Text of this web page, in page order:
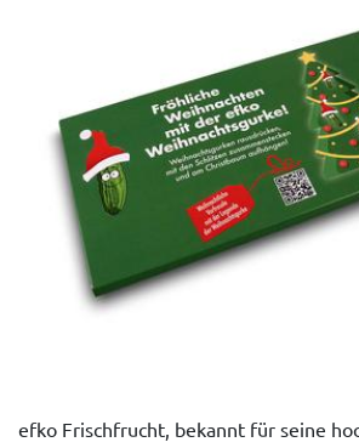
efko Frischfrucht, bekannt für seine